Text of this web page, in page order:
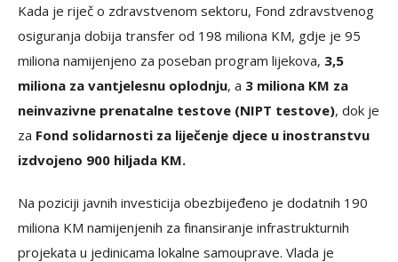
Kada je riječ o zdravstvenom sektoru, Fond zdravstvenog
osiguranja dobija transfer od 198 miliona KM, gdje je 95
miliona namijenjeno za poseban program lijekova, 3,5
miliona za vantjelesnu oplodnju, a 3 miliona KM za
neinvazivne prenatalne testove (NIPT testove), dok je
za Fond solidarnosti za liječenje djece u inostranstvu
izdvojeno 900 hiljada KM.
Na poziciji javnih investicija obezbijeđeno je dodatnih 190
miliona KM namijenjenih za finansiranje infrastrukturnih
projekata u jedinicama lokalne samouprave. Vlada je